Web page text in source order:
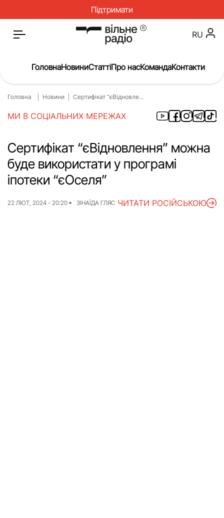
Підтримати
Головна
Окупація
Про нас
Війна
Гроші
Освіта
Інструкції
ЖКГ
Історія
RU
ГоловнаНовиниСтаттіПро насКомандаКонтакти
Головна Новини Сертифікат “єВідновле...
МИ В СОЦІАЛЬНИХ МЕРЕЖАХ
Сертифікат “єВідновлення” можна
буде використати у програмі
іпотеки “єОселя”
22 ЛЮТ, 2024 - 20:20 ЗІНАЇДА ГЛЯС ЧИТАТИ РОСІЙСЬКОЮ